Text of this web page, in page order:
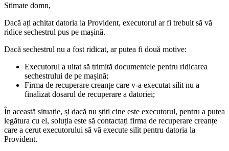
Stimate domn,
Dacă ați achitat datoria la Provident, executorul ar fi trebuit să vă
ridice sechestrul pus pe mașină.
Dacă sechestrul nu a fost ridicat, ar putea fi două motive:
Executorul a uitat să trimită documentele pentru ridicarea
sechestrului de pe mașină;
Firma de recuperare creanțe care v-a executat silit nu a
finalizat dosarul de recuperare a datoriei;
În această situație, și dacă nu știti cine este executorul, pentru a putea
legătura cu el, soluția este să contactați firma de recuperare creanțe
care a cerut executorului să vă execute silit pentru datoria la
Provident.